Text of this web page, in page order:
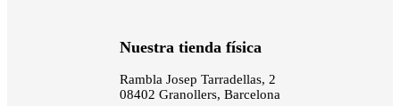
Nuestra tienda física
Rambla Josep Tarradellas, 2
08402 Granollers, Barcelona